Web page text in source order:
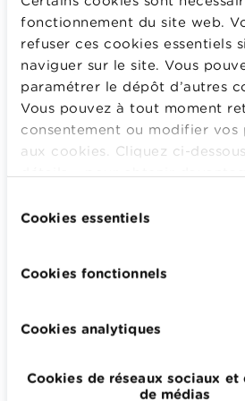
fonctionnement du site web.
refuser ces cookies essentiels
naviguer sur le site. Vous
paramétrer le dépôt d’autres
Vous pouvez à tout moment
consentement ou modifier vos
aux cookies. Cliquez ci-
consultable dans son intégralité
duCookies essentiels
Cookies fonctionnels
Cookies analytiques
Cookies de réseaux sociaux et
de médias